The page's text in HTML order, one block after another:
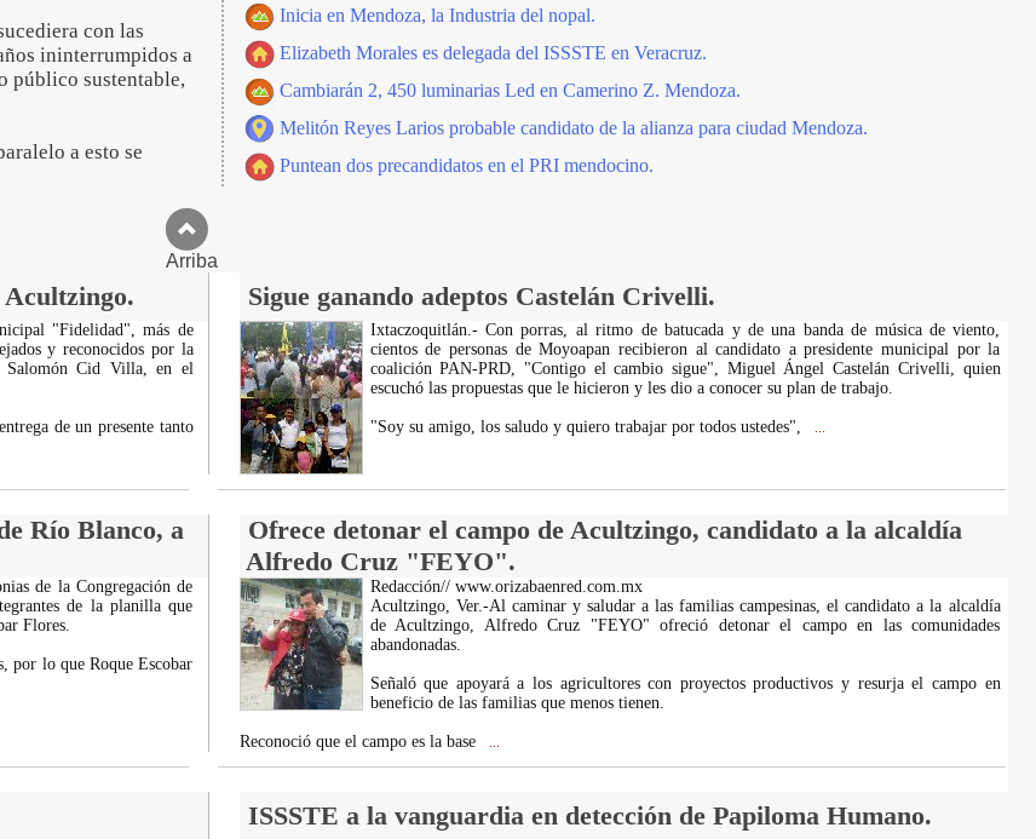
con las
ininterrumpidos a
público sustentable,
a esto se
Inicia en Mendoza, la Industria del nopal.
Elizabeth Morales es delegada del ISSSTE en Veracruz.
Cambiarán 2, 450 luminarias Led en Camerino Z. Mendoza.
Melitón Reyes Larios probable candidato de la alianza para ciudad Mendoza.
Puntean dos precandidatos en el PRI mendocino.
Arriba
Acultzingo. Sigue ganando adeptos Castelán Crivelli.
"Fidelidad", más de
y reconocidos por la
Salomón Cid Villa, en el
de un presente tanto
Ixtaczoquitlán.- Con porras, al ritmo de batucada y de una banda de música de viento,
cientos de personas de Moyoapan recibieron al candidato a presidente municipal por la
coalición PAN-PRD, "Contigo el cambio sigue", Miguel Ángel Castelán Crivelli, quien
escuchó las propuestas que le hicieron y les dio a conocer su plan de trabajo.
"Soy su amigo, los saludo y quiero trabajar por todos ustedes",
Río Blanco, a
Ofrece detonar el campo de Acultzingo, candidato a la alcaldía
Alfredo Cruz "FEYO".
de la Congregación de
de la planilla que
Flores.
por lo que Roque Escobar
Redacción// www.orizabaenred.com.mx
Acultzingo, Ver.-Al caminar y saludar a las familias campesinas, el candidato a la alcaldía
de Acultzingo, Alfredo Cruz "FEYO" ofreció detonar el campo en las comunidades
abandonadas.
Señaló que apoyará a los agricultores con proyectos productivos y resurja el campo en
beneficio de las familias que menos tienen.
Reconoció que el campo es la base
ISSSTE a la vanguardia en detección de Papiloma Humano.